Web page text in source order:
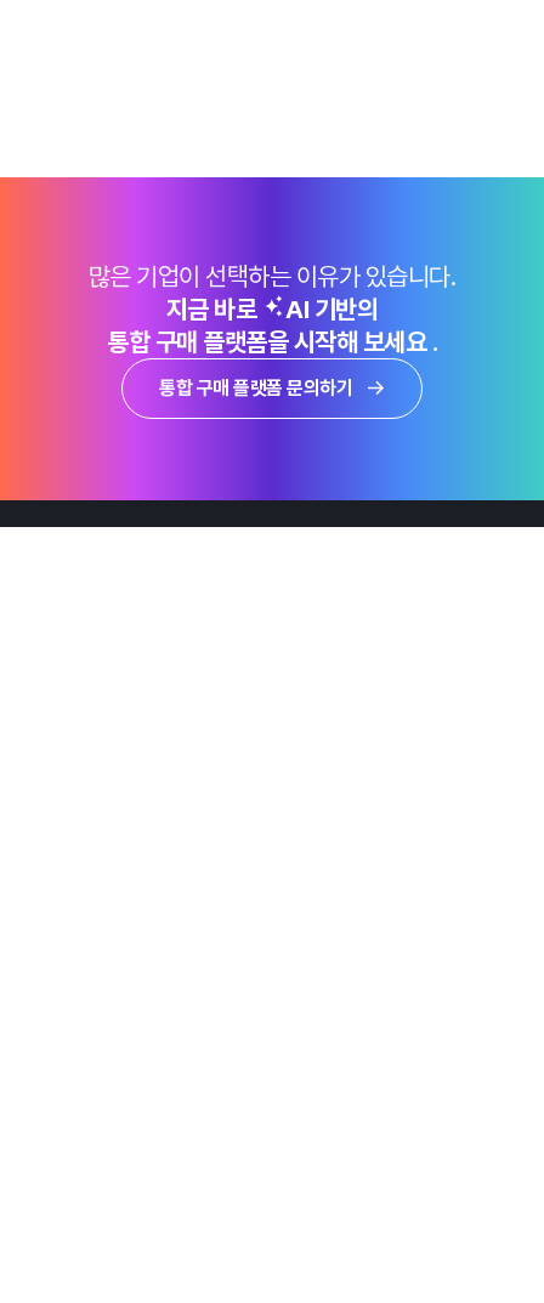
많은 기업이 선택하는 이유가 있습니다.
지금 바로
AI 기반의
통합 구매 플랫폼을 시작해 보세요 .
통합 구매 플랫폼 문의하기